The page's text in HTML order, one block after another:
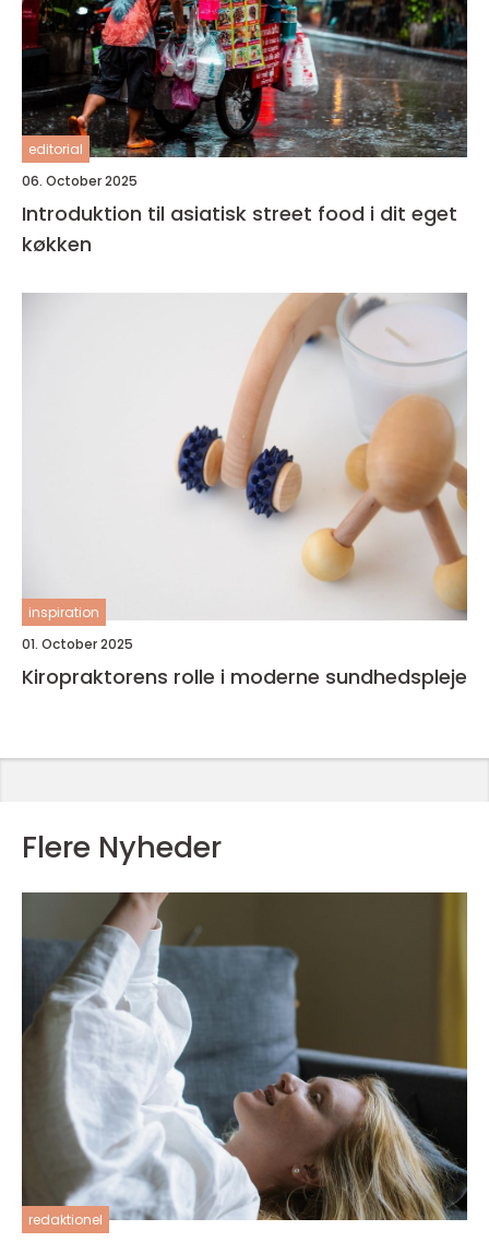
editorial
06. October 2025
Introduktion til asiatisk street food i dit eget
køkken
inspiration
01. October 2025
Kiropraktorens rolle i moderne sundhedspleje
Flere Nyheder
redaktionel